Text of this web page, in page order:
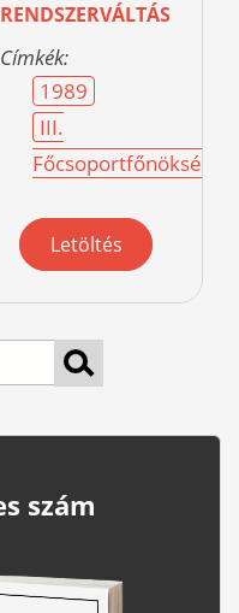
RENDSZERVÁLTÁS
Címkék:
1989
III.
Főcsoportfőnökség
Letöltés
szám